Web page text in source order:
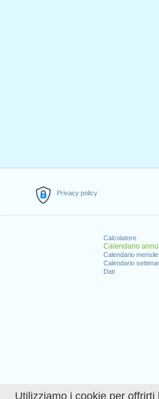
Utilizziamo i cookie per offrirti
Privacy policy
Calcolatore
Calendario
Calendario mensile
Calendario
Dati